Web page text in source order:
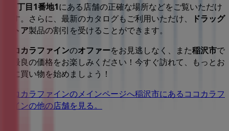
南5丁目1番地1にある店舗の正確な場所などをご覧いただけ
ます。さらに、最新のカタログもご利用いただけ、
ドラッグ
ストア製品の割引を受けることができます。
ココカラファインのオファーをお見逃しなく、また稲沢市で
の最良の価格をお楽しみください！今すぐ訪れて、もっとお
得に買い物を始めましょう！
ココカラファインのメインページへ稲沢市にあるココカラフ
ァインの他の店舗を見る。